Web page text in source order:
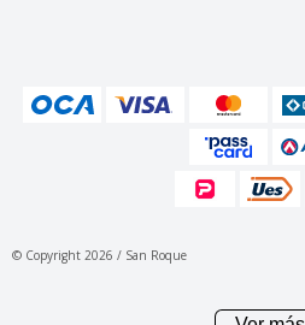
© Copyright 2026 / San Roque